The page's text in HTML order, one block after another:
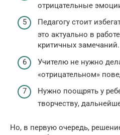
отрицательные
Педагогу стоит
это актуально в
критичных замечаний.
Учителю не нужно
«отрицательном»
Нужно поощрять у
творчеству,
Но, в первую очередь,